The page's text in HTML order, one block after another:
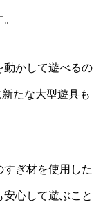
動かして遊べるの
たな大型遊具も
ぎ材を使用した
心して遊ぶこと